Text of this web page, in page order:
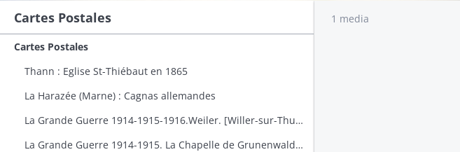
Cartes Postales
Cartes Postales
Thann : Eglise St-Thiébaut en 1865
La Harazée (Marne) : Cagnas allemandes
La Grande Guerre 1914-1915-1916.Weiler. [Willer-sur-Thur] : vue générale
La Grande Guerre 1914-1915. La Chapelle de Grunenwald près de Uderdersept habillés en soldat tenant un fusil. Dessin par Delalain.
1 media